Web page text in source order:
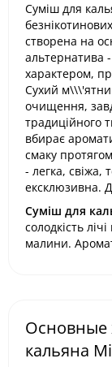
Суміш для
створена на
альтернатива
характером,
Сухий
очищення,
традиційного
вбирає
смаку
- легка, свіжа,
ексклюзивна.
Суміш для
солодкість
малини.
Основные
кальяна